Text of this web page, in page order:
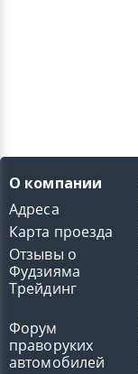
О компании
Адреса
Карта проезда
Отзывы о
Фудзияма
Трейдинг
Форум
праворуких
автомобилей